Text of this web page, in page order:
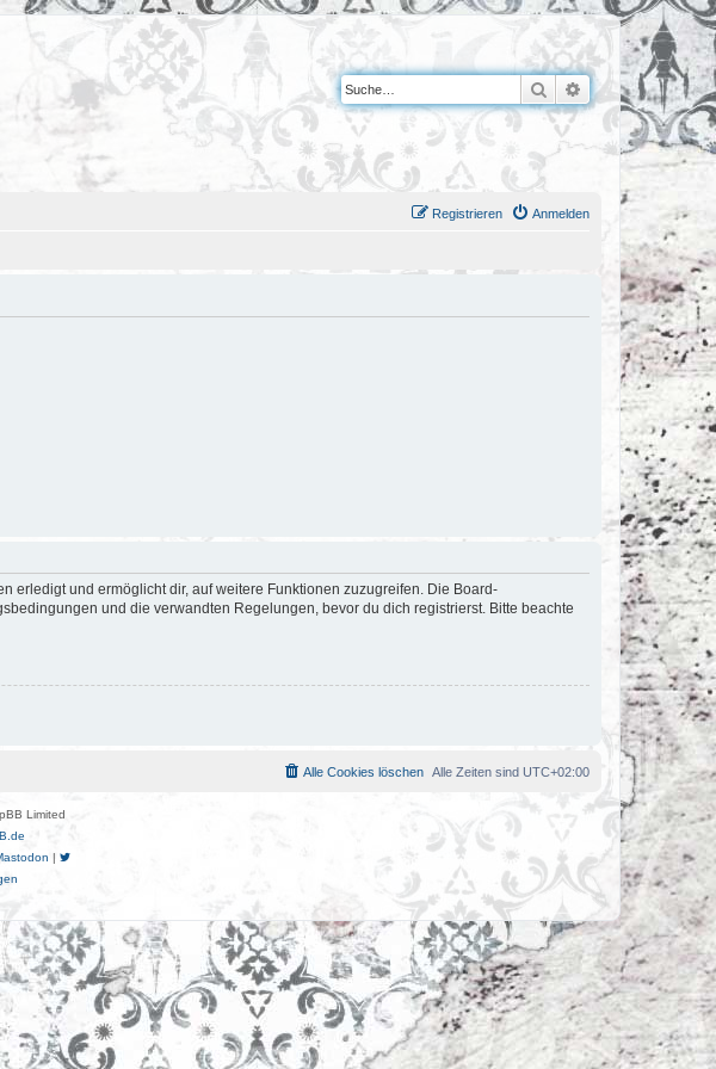
Suche Erweiterte Suche
Anmelden
Registrieren
erledigt und ermöglicht dir, auf weitere Funktionen zuzugreifen. Die Board-
und die verwandten Regelungen, bevor du dich registrierst. Bitte beachte
Alle Zeiten sind UTC+02:00
Alle Cookies löschen
Limited
|